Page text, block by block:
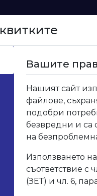
Вашите
Нашият сайт
файлове,
подобри
безвредни и са
на
Използването
съответствие с
(ЗЕТ) и чл. 6,